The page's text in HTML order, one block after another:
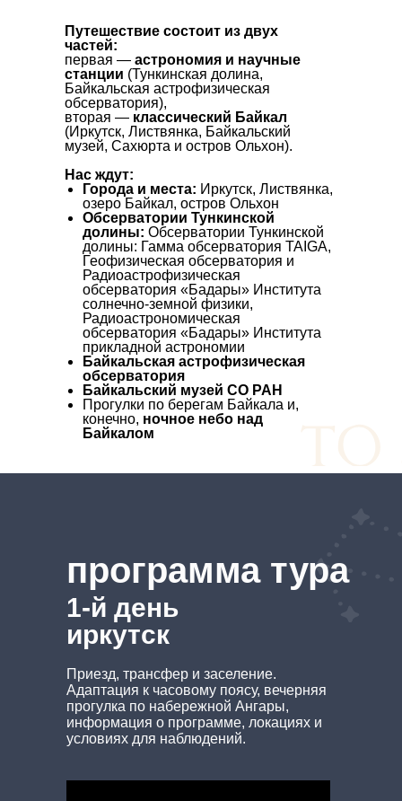
Путешествие состоит из двух
частей:
первая — астрономия и научные
станции (Тункинская долина,
Байкальская астрофизическая
обсерватория),
вторая — классический Байкал
(Иркутск, Листвянка, Байкальский
музей, Сахюрта и остров Ольхон).
Нас ждут:
Города и места: Иркутск, Листвянка,
озеро Байкал, остров Ольхон
Обсерватории Тункинской
долины: Обсерватории Тункинской
долины: Гамма обсерватория TAIGA,
Геофизическая обсерватория и
Радиоастрофизическая
обсерватория «Бадары» Института
солнечно-земной физики,
Радиоастрономическая
обсерватория «Бадары» Института
прикладной астрономии
Байкальская астрофизическая
обсерватория
Байкальский музей СО РАН
Прогулки по берегам Байкала и,
конечно, ночное небо над
Байкалом
программа тура
1-й день
иркутск
Приезд, трансфер и заселение.
Адаптация к часовому поясу, вечерняя
прогулка по набережной Ангары,
информация о программе, локациях и
условиях для наблюдений.